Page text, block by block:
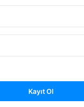
Kayıt Ol